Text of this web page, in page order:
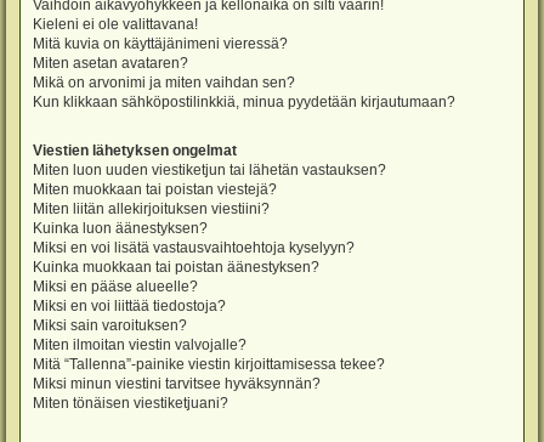
Vaihdoin aikavyöhykkeen ja kellonaika on silti väärin!
Kieleni ei ole valittavana!
Mitä kuvia on käyttäjänimeni vieressä?
Miten asetan avataren?
Mikä on arvonimi ja miten vaihdan sen?
Kun klikkaan sähköpostilinkkiä, minua pyydetään kirjautumaan?
Viestien lähetyksen ongelmat
Miten luon uuden viestiketjun tai lähetän vastauksen?
Miten muokkaan tai poistan viestejä?
Miten liitän allekirjoituksen viestiini?
Kuinka luon äänestyksen?
Miksi en voi lisätä vastausvaihtoehtoja kyselyyn?
Kuinka muokkaan tai poistan äänestyksen?
Miksi en pääse alueelle?
Miksi en voi liittää tiedostoja?
Miksi sain varoituksen?
Miten ilmoitan viestin valvojalle?
Mitä “Tallenna”-painike viestin kirjoittamisessa tekee?
Miksi minun viestini tarvitsee hyväksynnän?
Miten tönäisen viestiketjuani?